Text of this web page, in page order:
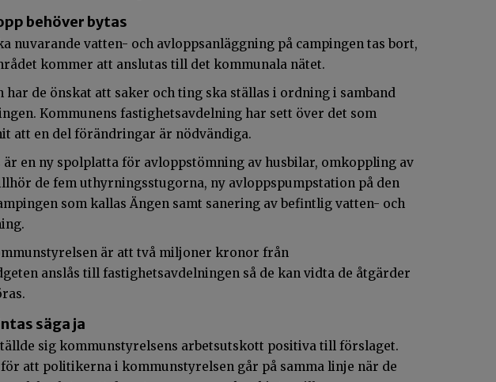
behöver bytas
nuvarande vatten- och avloppsanläggning på campingen tas bort,
kommer att anslutas till det kommunala nätet.
har de önskat att saker och ting ska ställas i ordning i samband
Kommunens fastighetsavdelning har sett över det som
att en del förändringar är nödvändiga.
är en ny spolplatta för avloppstömning av husbilar, omkoppling av
de fem uthyrningsstugorna, ny avloppspumpstation på den
som kallas Ängen samt sanering av befintlig vatten- och
är att två miljoner kronor från
anslås till fastighetsavdelningen så de kan vidta de åtgärder
säga ja
sig kommunstyrelsens arbetsutskott positiva till förslaget.
att politikerna i kommunstyrelsen går på samma linje när de